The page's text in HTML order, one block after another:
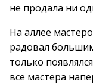
не продала ни
На аллее
радовал
только
все мастера